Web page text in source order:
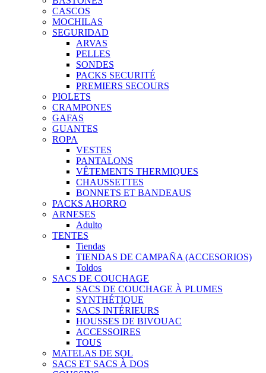
CASCOS
MOCHILAS
SEGURIDAD
ARVAS
PELLES
SONDES
PACKS SECURITÉ
PREMIERS SECOURS
PIOLETS
CRAMPONES
GAFAS
GUANTES
ROPA
VESTES
PANTALONS
VÊTEMENTS THERMIQUES
CHAUSSETTES
BONNETS ET BANDEAUS
PACKS AHORRO
ARNESES
Adulto
TENTES
Tiendas
TIENDAS DE CAMPAÑA (ACCESORIOS)
Toldos
SACS DE COUCHAGE
SACS DE COUCHAGE À PLUMES
SYNTHÉTIQUE
SACS INTÉRIEURS
HOUSSES DE BIVOUAC
ACCESSOIRES
TOUS
MATELAS DE SOL
SACS ET SACS À DOS